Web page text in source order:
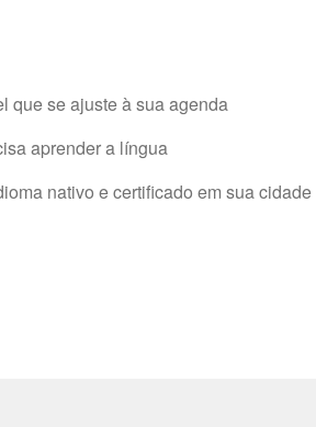
que se ajuste à sua agenda
aprender a língua
nativo e certificado em sua